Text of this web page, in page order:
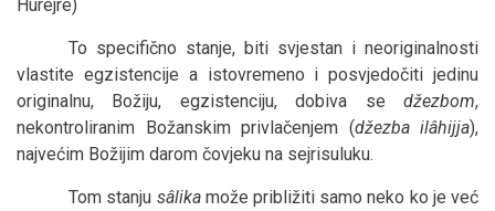
Hurejre)
To specifično stanje, biti svjestan i neoriginalnosti
vlastite egzistencije a istovremeno i posvjedočiti jedinu
originalnu, Božiju, egzistenciju, dobiva se džezbom,
nekontroliranim Božanskim privlačenjem (džezba ilâhijja),
najvećim Božijim darom čovjeku na sejrisuluku.
Tom stanju sâlikamože približiti samo neko ko je već